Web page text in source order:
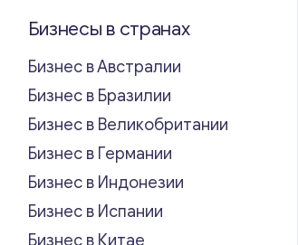
Бизнесы в странах
Бизнес в Австралии
Бизнес в Бразилии
Бизнес в Великобритании
Бизнес в Германии
Бизнес в Индонезии
Бизнес в Испании
Бизнес в Китае